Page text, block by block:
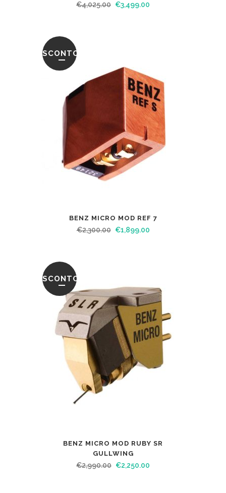
€4,025.00 €3,499.00
SCONTO
BENZ MICRO MOD REF 7
€2,300.00 €1,899.00
SCONTO
BENZ MICRO MOD RUBY SR
GULLWING
€2,990.00 €2,250.00